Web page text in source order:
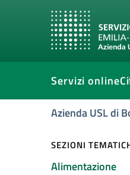
Servizi online
Azienda USL di
SEZIONI
Alimentazione